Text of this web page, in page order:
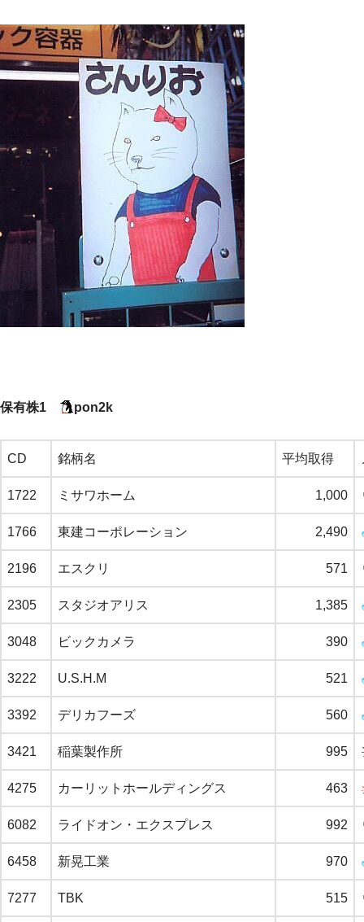
保有株1 pon2k
CD 銘柄名 平均取得
1722 ミサワホーム 1,000
1766 東建コーポレーション 2,490
2196 エスクリ 571
2305 スタジオアリス 1,385
3048 ビックカメラ 390
3222 U.S.H.M 521
3392 デリカフーズ 560
3421 稲葉製作所 995
4275 カーリットホールディングス 463
6082 ライドオン・エクスプレス 992
6458 新晃工業 970
7277 TBK 515